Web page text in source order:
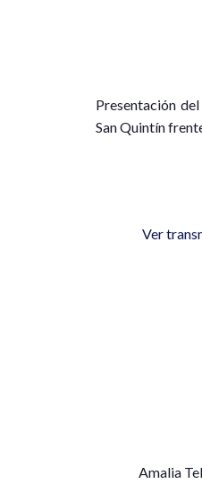
Presentación
San Quintín
Ver
Amalia